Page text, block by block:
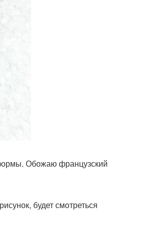
Обожаю французский
будет смотреться